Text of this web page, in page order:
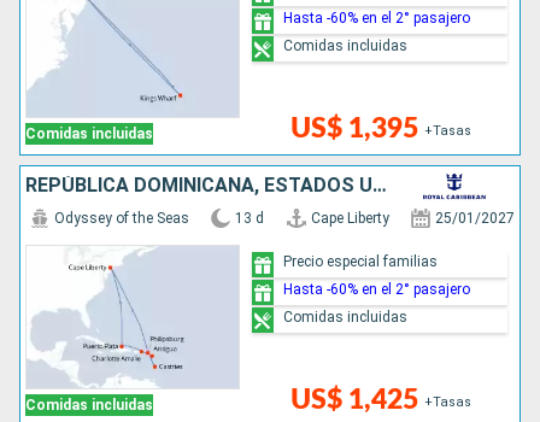
Comidas incluidas US$ 1,395 +Tasas
Hasta -60% en el 2° pasajero
Comidas incluidas
REPÚBLICA DOMINICANA, ESTADOS UNIDOS, ANTIGUA Y BARBUDA, SANTA LUCIA, SAN MARTÍN
Comidas incluidas
Odyssey of the Seas 13 d Cape Liberty 25/01/2027
US$ 1,425 +Tasas
Precio especial familias
Hasta -60% en el 2° pasajero
Comidas incluidas